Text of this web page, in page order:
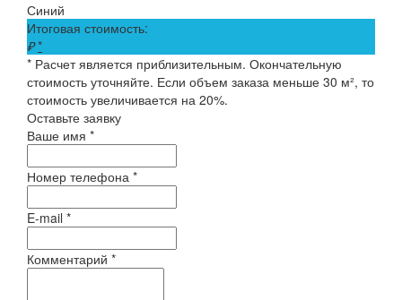
Синий
Итоговая стоимость:
₽ *
* Расчет является приблизительным. Окончательную
стоимость уточняйте. Если объем заказа меньше 30 м², то
стоимость увеличивается на 20%.
Оставьте заявку
Ваше имя *
Номер телефона *
E-mail *
Комментарий *